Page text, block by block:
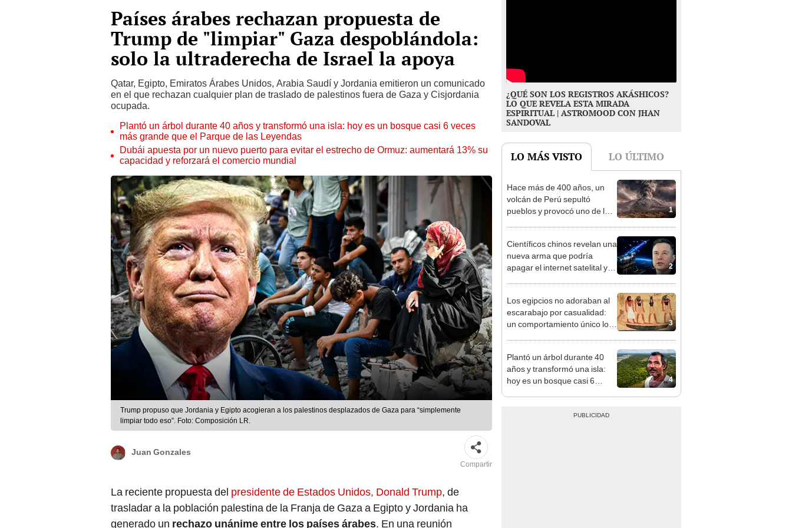
Países árabes rechazan propuesta de
Trump de "limpiar" Gaza despoblándola:
solo la ultraderecha de Israel la apoya
Qatar, Egipto, Emiratos Árabes Unidos, Arabia Saudí y Jordania emitieron un comunicado
en el que rechazan cualquier plan de traslado de palestinos fuera de Gaza y Cisjordania
ocupada.
Plantó un árbol durante 40 años y transformó una isla: hoy es un bosque casi 6 veces
más grande que el Parque de las Leyendas
Dubái apuesta por un nuevo puerto para evitar el estrecho de Ormuz: aumentará 13% su
capacidad y reforzará el comercio mundial
Trump propuso que Jordania y Egipto acogieran a los palestinos desplazados de Gaza para “simplemente
limpiar todo eso”. Foto: Composición LR.
Juan Gonzales
Compartir
La reciente propuesta del presidente de Estados Unidos, Donald Trump, de
trasladar a la población palestina de la Franja de Gaza a Egipto y Jordania ha
generado un rechazo unánime entre los países árabes. En una reunión
¿QUÉ SON LOS REGISTROS AKÁSHICOS?
LO QUE REVELA ESTA MIRADA
ESPIRITUAL | ASTROMOOD CON JHAN
SANDOVAL
LO MÁS VISTO LO ÚLTIMO
1
Hace más de 400 años, un
volcán de Perú sepultó
pueblos y provocó uno de los
2
Científicos chinos revelan una
nueva arma que podría
apagar el internet satelital y
3
Los egipcios no adoraban al
escarabajo por casualidad:
un comportamiento único lo
4
Plantó un árbol durante 40
años y transformó una isla:
hoy es un bosque casi 6